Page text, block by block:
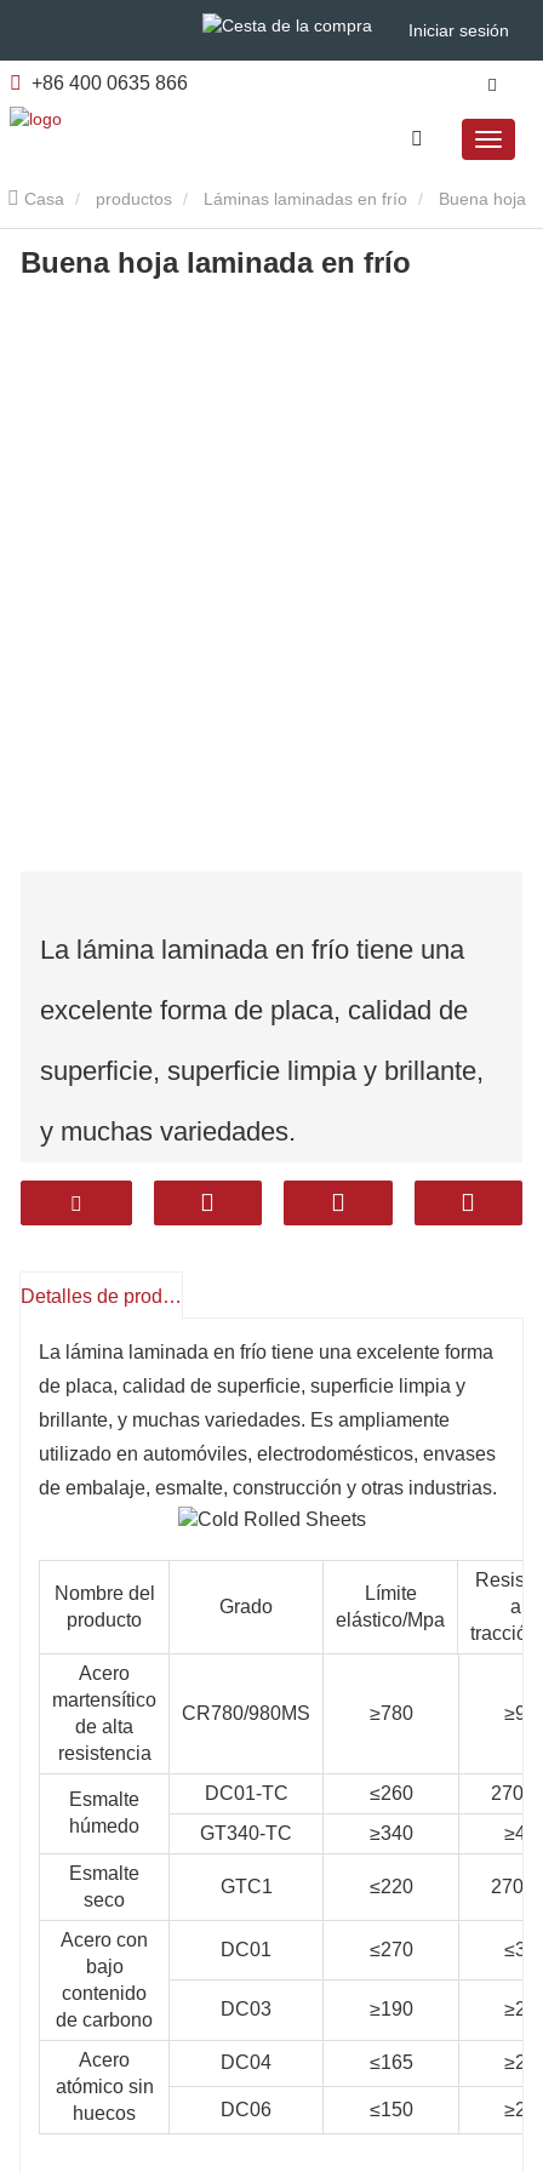
Iniciar sesión
+86 400 0635 866
Casa productos Láminas laminadas en frío
laminada en frío
Buena hoja laminada en frío
La lámina laminada en frío tiene una
excelente forma de placa, calidad de
superficie, superficie limpia y brillante,
y muchas variedades.
Es ampliamente utilizado en
envases de embalaje, esmalte,
construcción y otras industrias.
Detalles de producto
La lámina laminada en frío tiene una excelente forma
de placa, calidad de superficie, superficie limpia y
brillante, y muchas variedades. Es ampliamente
utilizado en automóviles, electrodomésticos, envases
de embalaje, esmalte, construcción y otras industrias.
Nombre del
producto
Grado
Límite
elástico/Mpa
a la
Acero
martensítico
de alta
resistencia
CR780/980MS ≥780
Esmalte
húmedo
DC01-TC ≤260
270-
GT340-TC
≥340
Esmalte
seco
GTC1 ≤220 270-
Acero con
bajo
contenido
de carbono
DC01 ≤270
DC03 ≥190
Acero
atómico sin
huecos
DC04 ≤165
DC06 ≤150